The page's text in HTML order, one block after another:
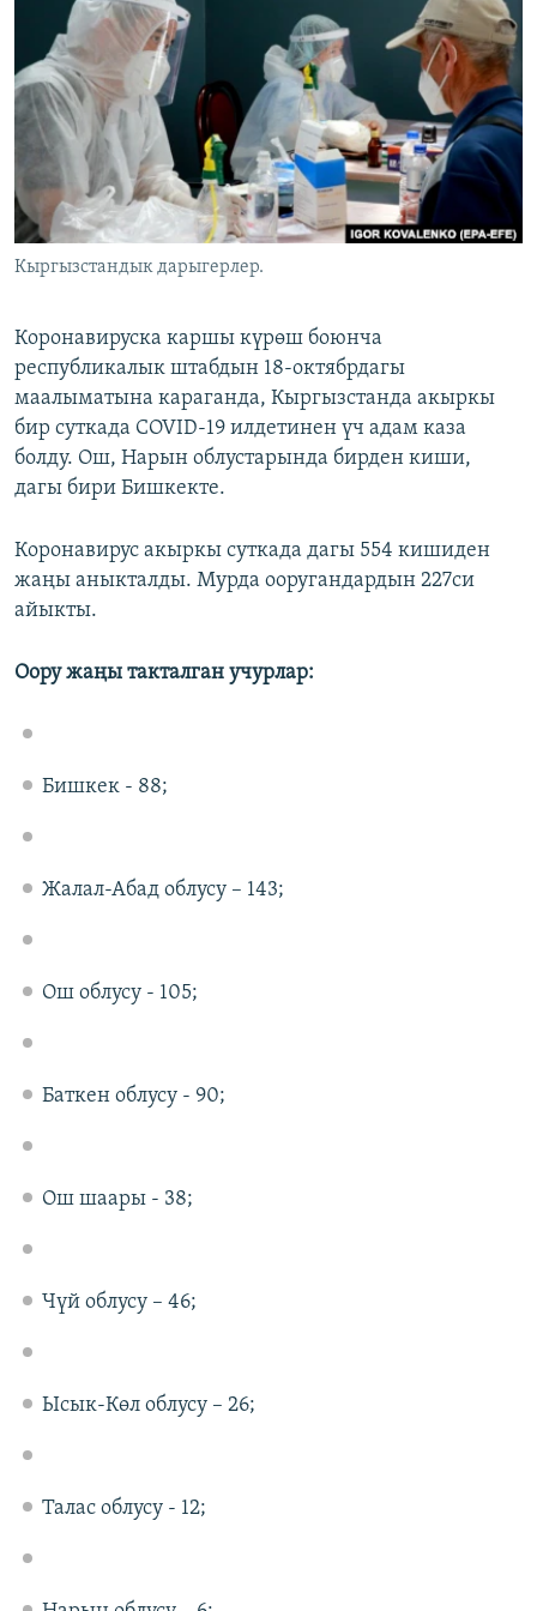
ЭЖЕ-СИҢДИЛЕР
АЗАТТЫК+
ЫҢГАЙСЫЗ СУРООЛОР
ОНЛАЙН ШЕРИНЕ
ЭЕ/АРнун бардык сайттары
Кыргызстандык дарыгерлер.
Коронавируска каршы күрөш боюнча
республикалык штабдын 18-октябрдагы
маалыматына караганда, Кыргызстанда акыркы
бир суткада COVID-19 илдетинен үч адам каза
болду. Ош, Нарын облустарында бирден киши,
дагы бири Бишкекте.
Коронавирус акыркы суткада дагы 554 кишиден
жаңы аныкталды. Мурда ооругандардын 227си
айыкты.
Оору жаңы такталган учурлар:
Бишкек - 88;
Жалал-Абад облусу – 143;
Ош облусу - 105;
Баткен облусу - 90;
Ош шаары - 38;
Чүй облусу – 46;
Ысык-Көл облусу – 26;
Талас облусу - 12;